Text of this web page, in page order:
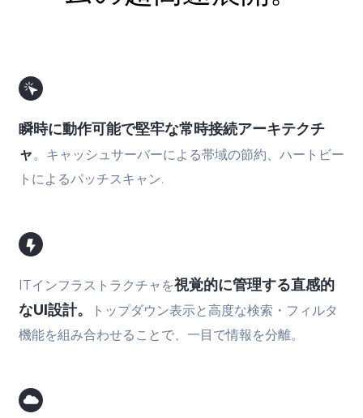
瞬時に動作可能で堅牢な常時接続アーキテクチ
ャ。キャッシュサーバーによる帯域の節約、ハートビー
トによるパッチスキャン.
ITインフラストラクチャを視覚的に管理する直感的
なUI設計。
トップダウン表示と高度な検索・フィルタ
機能を組み合わせることで、一目で情報を分離。